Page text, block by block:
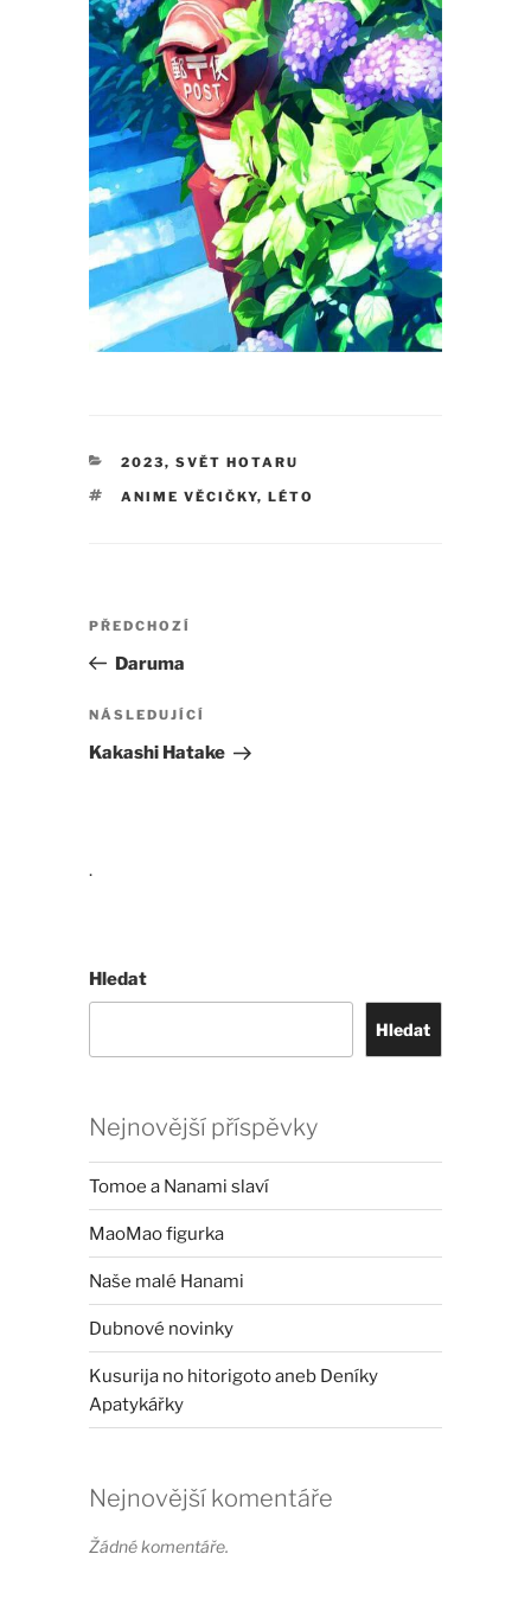
RUBRIKY
2023,SVĚT HOTARU
ŠTÍTKY
ANIME VĚCIČKY,LÉTO
Navigace
příspěvek
Předchozí
příspěvek
PŘEDCHOZÍ
Daruma
Následující
příspěvek
NÁSLEDUJÍCÍ
Kakashi Hatake
.
Hledat
Hledat
Nejnovější příspěvky
Tomoe a Nanami slaví
MaoMao figurka
Naše malé Hanami
Dubnové novinky
Kusurija no hitorigoto aneb Deníky
Apatykářky
Nejnovější komentáře
Žádné komentáře.